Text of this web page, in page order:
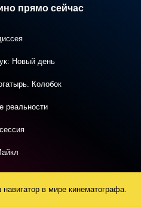
прямо сейчас
Новый день
Колобок
реальности
в мире кинематографа.